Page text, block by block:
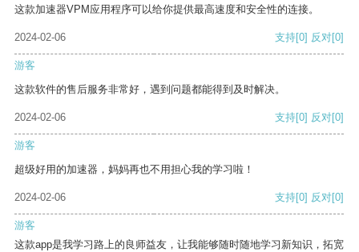
这款加速器VPM应用程序可以给你提供最高速度和安全性的连接。
2024-02-06 支持[0] 反对[0]
游客
这款软件的售后服务非常好，遇到问题都能得到及时解决。
2024-02-06 支持[0] 反对[0]
游客
超级好用的加速器，妈妈再也不用担心我的学习啦！
2024-02-06 支持[0] 反对[0]
游客
这款app是我学习路上的良师益友，让我能够随时随地学习新知识，拓宽